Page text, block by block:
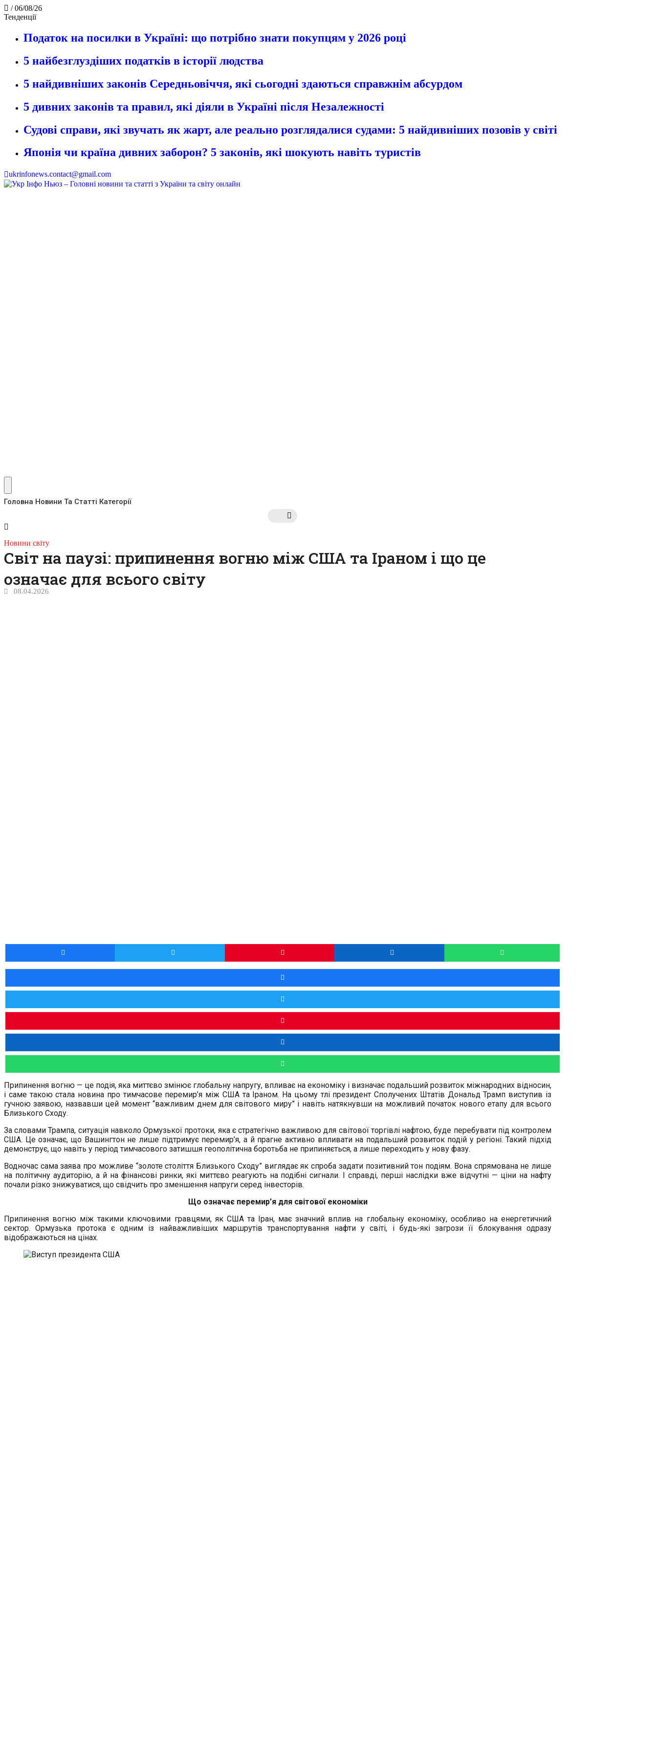
/ 06/08/26
Тенденції
Податок на посилки в Україні: що потрібно знати покупцям у 2026 році
5 найбезглуздіших податків в історії людства
5 найдивніших законів Середньовіччя, які сьогодні здаються справжнім абсурдом
5 дивних законів та правил, які діяли в Україні після Незалежності
Судові справи, які звучать як жарт, але реально розглядалися судами: 5 найдивніших позовів у світі
Японія чи країна дивних заборон? 5 законів, які шокують навіть туристів
ukrinfonews.contact@gmail.com
Головна Новини Та Статті Категорії
Новини світу
Світ на паузі: припинення вогню між США та Іраном і що це
означає для всього світу
08.04.2026
Припинення вогню — це подія, яка миттєво змінює глобальну напругу, впливає на економіку і визначає подальший розвиток міжнародних відносин,
і саме такою стала новина про тимчасове перемир’я між США та Іраном. На цьому тлі президент Сполучених Штатів Дональд Трамп виступив із
гучною заявою, назвавши цей момент “важливим днем для світового миру” і навіть натякнувши на можливий початок нового етапу для всього
Близького Сходу.
За словами Трампа, ситуація навколо Ормузької протоки, яка є стратегічно важливою для світової торгівлі нафтою, буде перебувати під контролем
США. Це означає, що Вашингтон не лише підтримує перемир’я, а й прагне активно впливати на подальший розвиток подій у регіоні. Такий підхід
демонструє, що навіть у період тимчасового затишшя геополітична боротьба не припиняється, а лише переходить у нову фазу.
Водночас сама заява про можливе “золоте століття Близького Сходу” виглядає як спроба задати позитивний тон подіям. Вона спрямована не лише
на політичну аудиторію, а й на фінансові ринки, які миттєво реагують на подібні сигнали. І справді, перші наслідки вже відчутні — ціни на нафту
почали різко знижуватися, що свідчить про зменшення напруги серед інвесторів.
Що означає перемир’я для світової економіки
Припинення вогню між такими ключовими гравцями, як США та Іран, має значний вплив на глобальну економіку, особливо на енергетичний
сектор. Ормузька протока є одним із найважливіших маршрутів транспортування нафти у світі, і будь-які загрози її блокування одразу
відображаються на цінах.